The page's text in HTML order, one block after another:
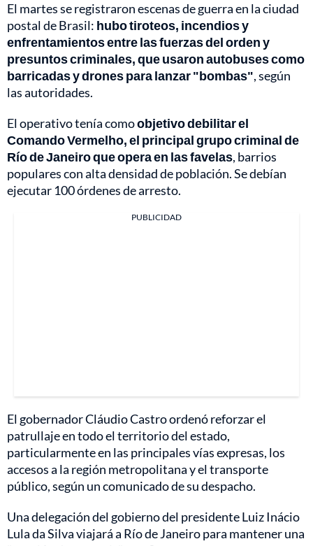
El martes se registraron escenas de guerra en la ciudad
postal de Brasil: hubo tiroteos, incendios y
enfrentamientos entre las fuerzas del orden y
presuntos criminales, que usaron autobuses como
barricadas y drones para lanzar "bombas", según
las autoridades.
El operativo tenía comoobjetivo debilitar el
Comando Vermelho, el principal grupo criminal de
Río de Janeiro que opera en las favelas, barrios
populares con alta densidad de población. Se debían
ejecutar 100 órdenes de arresto.
PUBLICIDAD
El gobernador Cláudio Castro ordenó reforzar el
patrullaje en todo el territorio del estado,
particularmente en las principales vías expresas, los
accesos a la región metropolitana y el transporte
público, según un comunicado de su despacho.
Una delegación del gobierno del presidente Luiz Inácio
Lula da Silva viajará a Río de Janeiro para mantener una